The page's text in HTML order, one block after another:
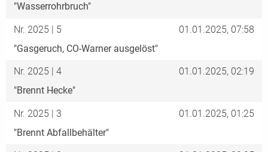
"Wasserrohrbruch"
Nr. 2025 | 5
"Gasgeruch, CO-Warner ausgelöst"
01.01.2025, 07:58
Nr. 2025 | 4
"Brennt Hecke"
01.01.2025, 02:19
Nr. 2025 | 3
"Brennt Abfallbehälter"
01.01.2025, 01:25